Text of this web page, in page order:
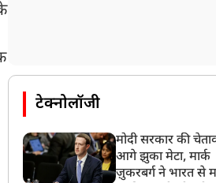
टेक्नोलॉजी
मोदी सरकार की
आगे झुका मेटा, मार्क
ज़ुकरबर्ग ने भारत से